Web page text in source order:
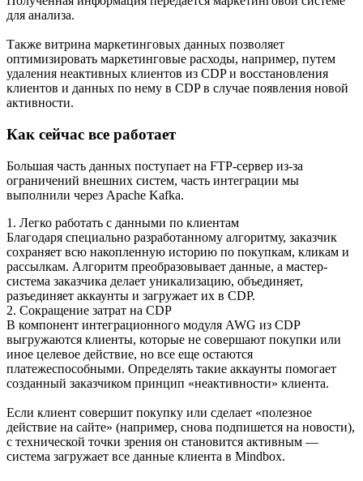
для анализа.
Также витрина маркетинговых данных позволяет
оптимизировать маркетинговые расходы, например, путем
удаления неактивных клиентов из CDP и восстановления
клиентов и данных по нему в CDP в случае появления новой
активности.
Как сейчас все работает
Большая часть данных поступает на FTP-сервер из-за
ограничений внешних систем, часть интеграции мы
выполнили через Apache Kafka.
1. Легко работать с данными по клиентам
Благодаря специально разработанному алгоритму, заказчик
сохраняет всю накопленную историю по покупкам, кликам и
рассылкам. Алгоритм преобразовывает данные, а мастер-
система заказчика делает уникализацию, объединяет,
разъединяет аккаунты и загружает их в CDP.
2. Сокращение затрат на CDP
В компонент интеграционного модуля AWG из CDP
выгружаются клиенты, которые не совершают покупки или
иное целевое действие, но все еще остаются
платежеспособными. Определять такие аккаунты помогает
созданный заказчиком принцип «неактивности» клиента.
Если клиент совершит покупку или сделает «полезное
действие на сайте» (например, снова подпишется на новости),
с технической точки зрения он становится активным —
система загружает все данные клиента в Mindbox.